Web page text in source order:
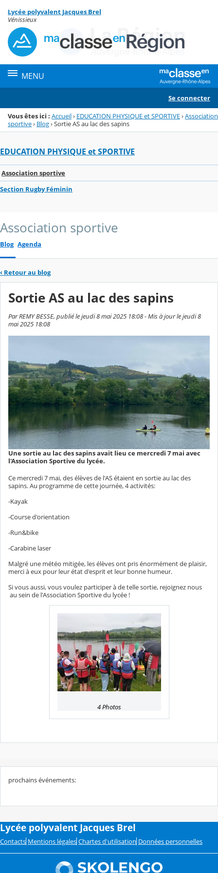
Menu de la rubrique
Contenu
Lycée polyvalent Jacques Brel
Vénissieux
MENU
Se connecter
Vous êtes ici : Accueil› EDUCATION PHYSIQUE et SPORTIVE›Association
sportive› Blog›Sortie AS au lac des sapins
EDUCATION PHYSIQUE et SPORTIVE
Association sportive
Section Rugby Féminin
Association sportive
Blog Agenda
‹ Retour au blog
Sortie AS au lac des sapins
Par REMY BESSE, publié le jeudi 8 mai 2025 18:08 - Mis à jour le jeudi 8
mai 2025 18:08
Une sortie au lac des sapins avait lieu ce mercredi 7 mai avec
l'Association Sportive du lycée.
Ce mercredi 7 mai, des élèves de l'AS étaient en sortie au lac des
sapins. Au programme de cette journée, 4 activités:
-Kayak
-Course d'orientation
-Run&bike
-Carabine laser
Malgré une météo mitigée, les élèves ont pris énormément de plaisir,
merci à eux pour leur état d'esprit et leur bonne humeur.
Si vous aussi, vous voulez participer à de telle sortie, rejoignez nous
au sein de l'Association Sportive du lycée !
4 Photos
prochains événements:
Lycée polyvalent Jacques Brel
Contacts Mentions légales Chartes d'utilisation Données personnelles